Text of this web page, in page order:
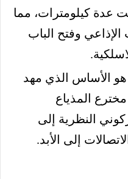
عدة كيلومترات، مما
وفتح الباب
هو الأساس الذي مهد
المذياع
النظرية إلى
إلى الأبد.